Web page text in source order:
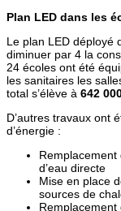
Plan LED dans les
Le plan LED déployé
diminuer par 4 la
24 écoles ont été
les sanitaires les
total s’élève à 642
D’autres travaux ont
d’énergie :
Remplacement
d’eau directe
Mise en place
sources de